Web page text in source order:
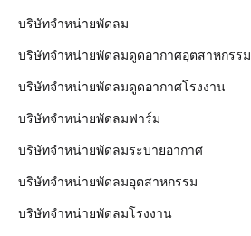
บริษัทจำหน่ายพัดลม
บริษัทจำหน่ายพัดลมดูดอากาศอุตสาหกรรม
บริษัทจำหน่ายพัดลมดูดอากาศโรงงาน
บริษัทจำหน่ายพัดลมฟาร์ม
บริษัทจำหน่ายพัดลมระบายอากาศ
บริษัทจำหน่ายพัดลมอุตสาหกรรม
บริษัทจำหน่ายพัดลมโรงงาน